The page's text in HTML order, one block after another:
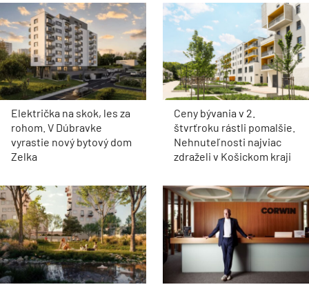
Električka na skok, les za
rohom. V Dúbravke
vyrastie nový bytový dom
Zelka
Ceny bývania v 2.
štvrťroku rástli pomalšie.
Nehnuteľnosti najviac
zdraželi v Košickom kraji